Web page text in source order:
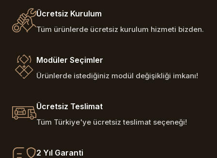
Ücretsiz Kurulum
Tüm ürünlerde ücretsiz kurulum hizmeti bizden.
Modüler Seçimler
Ürünlerde istediğiniz modül değişikliği imkanı!
Ücretsiz Teslimat
Tüm Türkiye'ye ücretsiz teslimat seçeneği!
2 Yıl Garanti